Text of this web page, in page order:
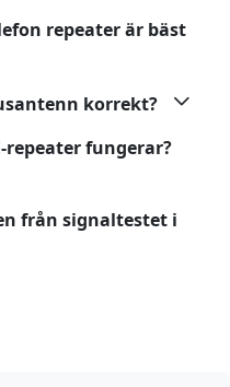
repeater är bäst
korrekt?
repeater fungerar?
från signaltestet i